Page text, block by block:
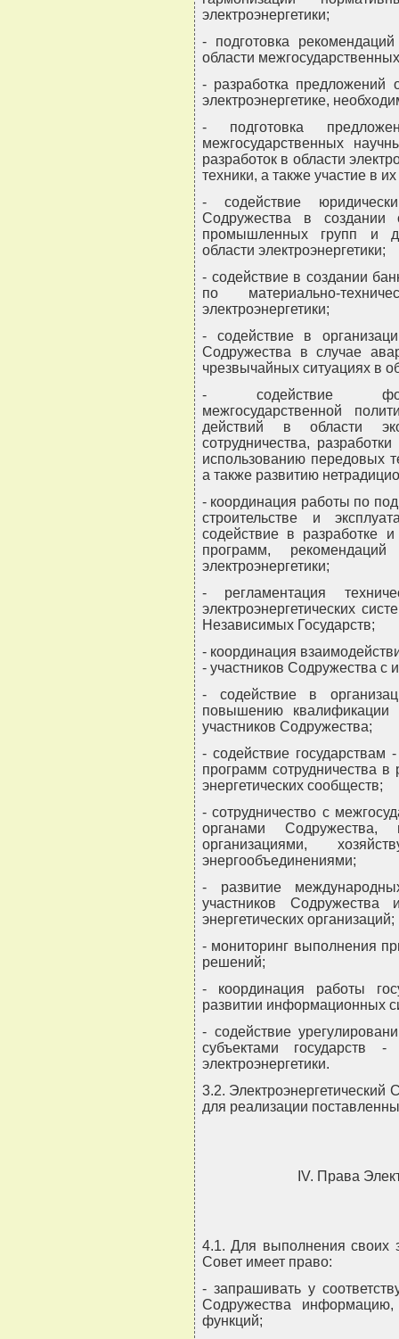
электроэнергетики;
- подготовка
области
- разработка предложений
электроэнергетике,
- подготовка
межгосударственных
разработок в области
техники, а также участие в
- содействие
Содружества в создании
промышленных групп и
области электроэнергетики;
- содействие в создании
по материально-
электроэнергетики;
- содействие в
Содружества в случае
чрезвычайных ситуациях в
- содействие
межгосударственной
действий в области
сотрудничества,
использованию передовых
а также развитию
- координация работы по
строительстве и
содействие в разработке
программ,
электроэнергетики;
- регламентация
электроэнергетических
Независимых Государств;
- координация
- участников Содружества
- содействие в
повышению квалификации
участников Содружества;
- содействие государствам
программ сотрудничества в
энергетических сообществ;
- сотрудничество с
органами Содружества,
организациями,
энергообъединениями;
- развитие
участников
энергетических организаций;
- мониторинг выполнения
решений;
- координация работы
развитии информационных
- содействие
субъектами государств
электроэнергетики.
3.2.
для реализации
IV. Права
4.1. Для выполнения своих
Совет имеет право:
- запрашивать у
Содружества
функций;